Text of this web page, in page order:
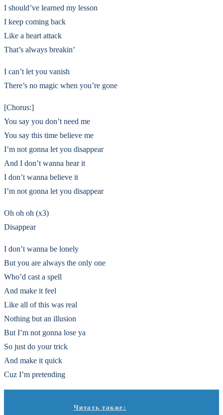
I should’ve learned my lesson
I keep coming back
Like a heart attack
That’s always breakin’
I can’t let you vanish
There’s no magic when you’re gone
[Chorus:]
You say you don’t need me
You say this time believe me
I’m not gonna let you disappear
And I don’t wanna hear it
I don’t wanna believe it
I’m not gonna let you disappear
Oh oh oh (x3)
Disappear
I don’t wanna be lonely
But you are always the only one
Who’d cast a spell
And make it feel
Like all of this was real
Nothing but an illusion
But I’m not gonna lose ya
So just do your trick
And make it quick
Cuz I’m pretending
Читать также: